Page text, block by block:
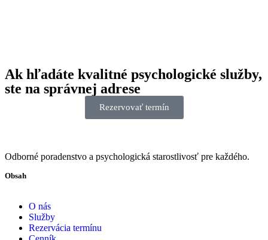
Ak hľadáte kvalitné psychologické služby,
ste na správnej adrese
Rezervovať termín
Odborné poradenstvo a psychologická starostlivosť pre každého.
Obsah
O nás
Služby
Rezervácia termínu